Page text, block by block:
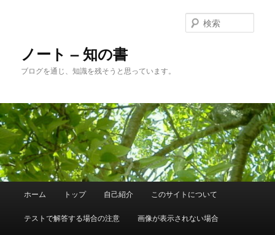
へ
移
移
動
ノート – 知の書
ブログを通じ、知識を残そうと思っています。
索
ホーム トップ 自己紹介 このサイトについて
テストで解答する場合の注意 画像が表示されない場合